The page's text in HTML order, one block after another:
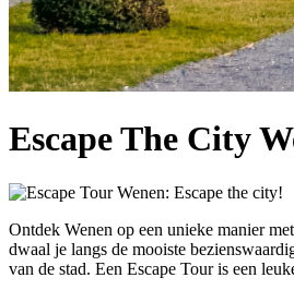
Escape The City
Ontdek Wenen op een unieke manier
dwaal je langs de mooiste
van de stad. Een Escape Tour is een